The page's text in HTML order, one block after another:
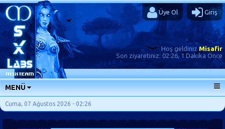
Üye Ol Giriş
Hoş geldinizMisafir
Son ziyaretiniz: 02:26, 1 Dakika Önce
MENÜ
ANA SAYFA
FORUMLAR
Cuma, 07 Ağustos 2026 - 02:26